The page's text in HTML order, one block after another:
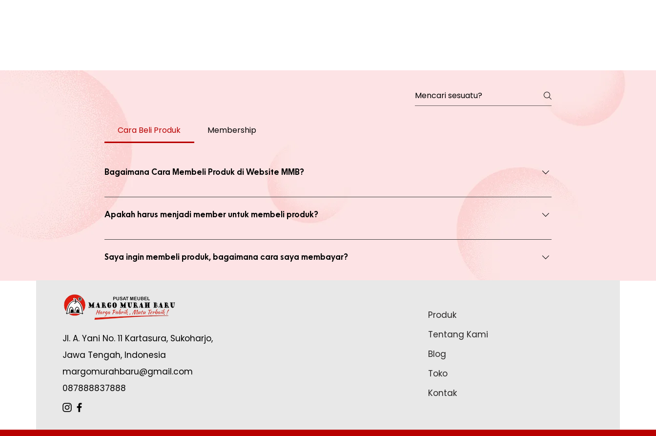
Cara Beli Produk Membership
Bagaimana Cara Membeli Produk di Website MMB?
Ada 2 jenis produk yang ada di website, yaitu produk Member dan Non Member. Anda bisa melakukan transaksi pada halaman Produk
Apakah harus menjadi member untuk membeli produk?
Anda tidak perlu bergabung menjadi member untuk membeli produk MMB. Tetapi ada keuntungan yang bisa Anda dapatkan apabila
Saya ingin membeli produk, bagaimana cara saya membayar?
yang tertulis dan konfirmasikan kepada Admin.
Saya sudah jadi member tapi tidak bisa login ke Produk Member, apa yang harus saya lakukan?
Admin di: https://wa.me/6287888837888 Tunggu waktu 24-48 jam untuk proses pembaruan data sebelum Anda memulai untuk transaksi
Jl. A. Yani No. 11 Kartasura, Sukoharjo,
Jawa Tengah, Indonesia
margomurahbaru@gmail.com
087888837888
Produk
Tentang Kami
Blog
Toko
Kontak